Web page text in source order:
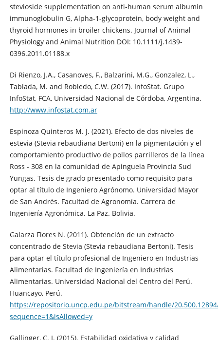
stevioside supplementation on anti-human serum albumin
immunoglobulin G, Alpha-1-glycoprotein, body weight and
thyroid hormones in broiler chickens. Journal of Animal
Physiology and Animal Nutrition DOI: 10.1111/j.1439-
0396.2011.01188.x
Di Rienzo, J.A., Casanoves, F., Balzarini, M.G., Gonzalez, L.,
Tablada, M. and Robledo, C.W. (2017). InfoStat. Grupo
InfoStat, FCA, Universidad Nacional de Córdoba, Argentina.
http://www.infostat.com.ar
Espinoza Quinteros M. J. (2021). Efecto de dos niveles de
estevia (Stevia rebaudiana Bertoni) en la pigmentación y el
comportamiento productivo de pollos parrilleros de la línea
Ross - 308 en la comunidad de Apinguela Provincia Sud
Yungas. Tesis de grado presentado como requisito para
optar al título de Ingeniero Agrónomo. Universidad Mayor
de San Andrés. Facultad de Agronomía. Carrera de
Ingeniería Agronómica. La Paz. Bolivia.
Galarza Flores N. (2011). Obtención de un extracto
concentrado de Stevia (Stevia rebaudiana Bertoni). Tesis
para optar el título profesional de Ingeniero en Industrias
Alimentarias. Facultad de Ingeniería en Industrias
Alimentarias. Universidad Nacional del Centro del Perú.
Huancayo, Perú.
https://repositorio.uncp.edu.pe/bitstream/handle/20.500.12894/
sequence=1&isAllowed=y
Gallinger, C. I. (2015). Estabilidad oxidativa y calidad